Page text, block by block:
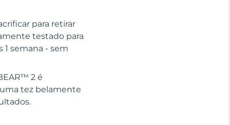
para retirar
testado para
semana - sem
2 é
tez belamente